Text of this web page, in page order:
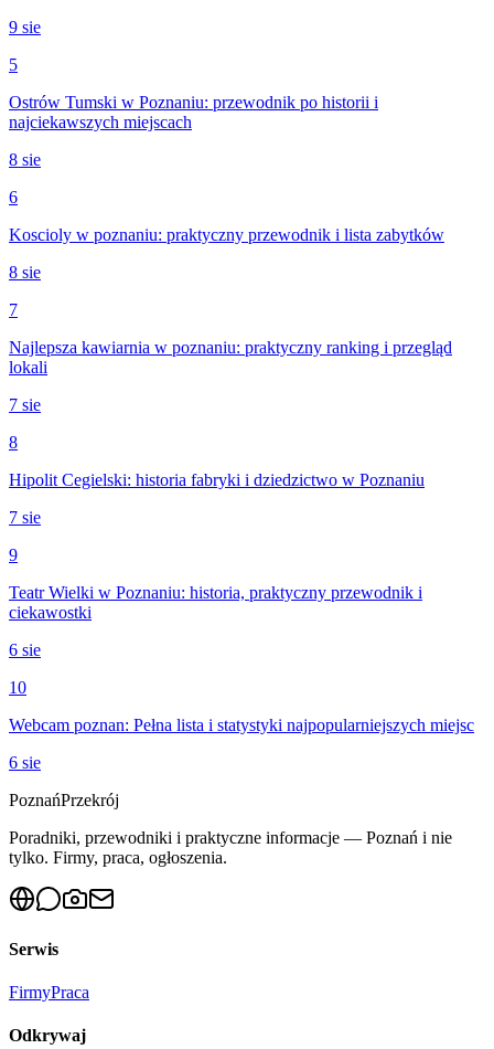
9 sie
5
Ostrów Tumski w Poznaniu: przewodnik po historii i
najciekawszych miejscach
8 sie
6
Koscioly w poznaniu: praktyczny przewodnik i lista zabytków
8 sie
7
Najlepsza kawiarnia w poznaniu: praktyczny ranking i przegląd
lokali
7 sie
8
Hipolit Cegielski: historia fabryki i dziedzictwo w Poznaniu
7 sie
9
Teatr Wielki w Poznaniu: historia, praktyczny przewodnik i
ciekawostki
6 sie
10
Webcam poznan: Pełna lista i statystyki najpopularniejszych miejsc
6 sie
PoznańPrzekrój
Poradniki, przewodniki i praktyczne informacje — Poznań i nie
tylko. Firmy, praca, ogłoszenia.
Serwis
FirmyPraca
Odkrywaj